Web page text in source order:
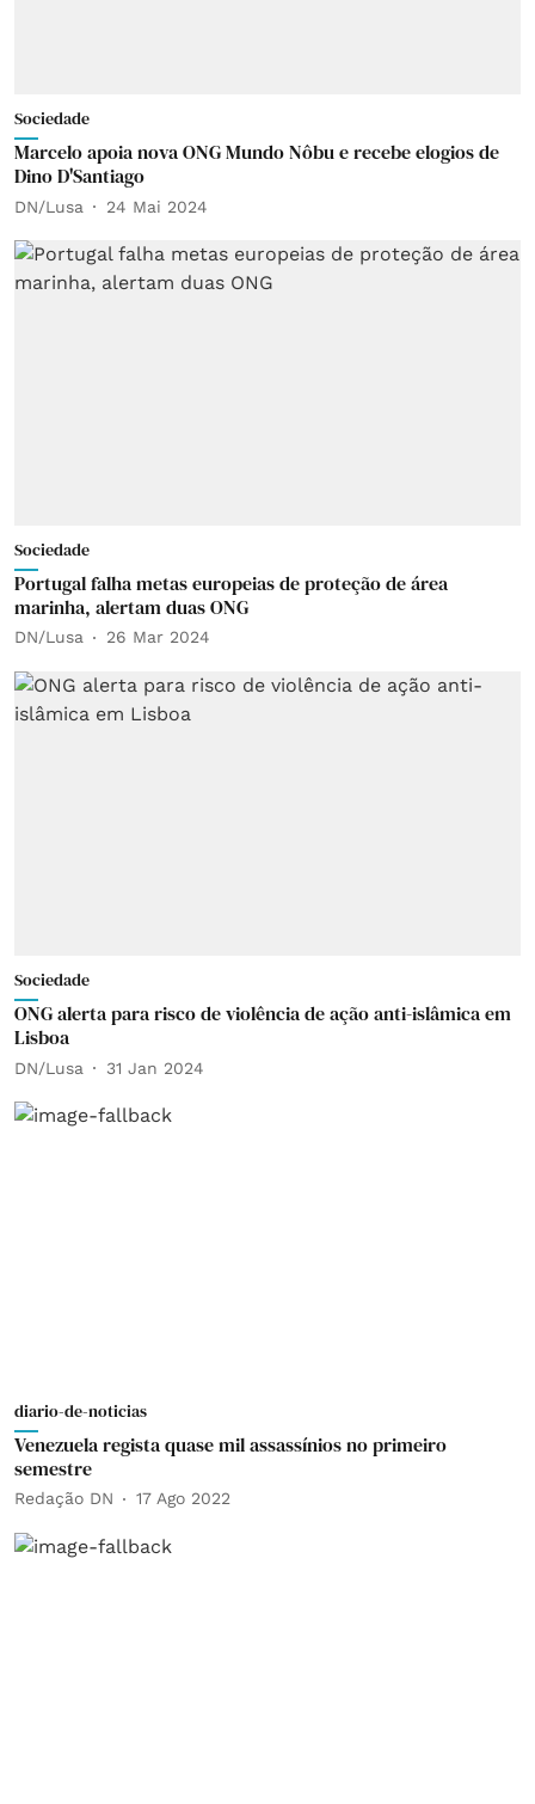
Sociedade
Marcelo apoia nova ONG Mundo Nôbu e recebe elogios de
Dino D'Santiago
DN/Lusa 24 Mai 2024
Sociedade
Portugal falha metas europeias de proteção de área
marinha, alertam duas ONG
DN/Lusa 26 Mar 2024
Sociedade
ONG alerta para risco de violência de ação anti-islâmica em
Lisboa
DN/Lusa 31 Jan 2024
diario-de-noticias
Venezuela regista quase mil assassínios no primeiro
semestre
Redação DN 17 Ago 2022